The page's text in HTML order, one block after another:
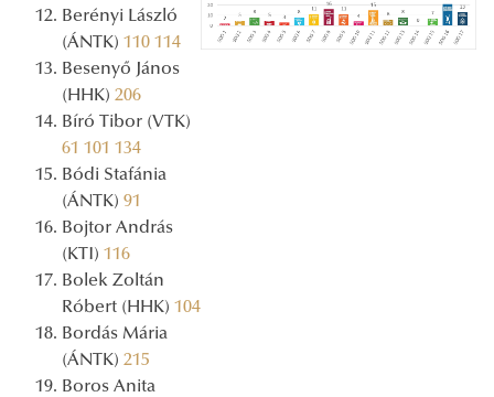
Berényi László
(ÁNTK) 110 114
Besenyő János
(HHK) 206
Bíró Tibor (VTK)
61 101 134
Bódi Stafánia
(ÁNTK) 91
Bojtor András
(KTI) 116
Bolek Zoltán
Róbert (HHK) 104
Bordás Mária
(ÁNTK) 215
Boros Anita